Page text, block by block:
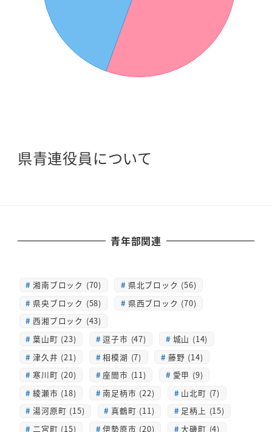
県青連役員について
青年部関連
湘南ブロック (70)
県北ブロック (56)
県央ブロック (58)
県西ブロック (70)
西湘ブロック (43)
葉山町 (23)
逗子市 (47)
城山 (14)
津久井 (21)
相模湖 (7)
藤野 (14)
寒川町 (20)
座間市 (11)
愛甲 (9)
綾瀬市 (18)
南足柄市 (22)
山北町 (7)
湯河原町 (15)
真鶴町 (11)
足柄上 (15)
二宮町 (15)
伊勢原市 (20)
大磯町 (4)